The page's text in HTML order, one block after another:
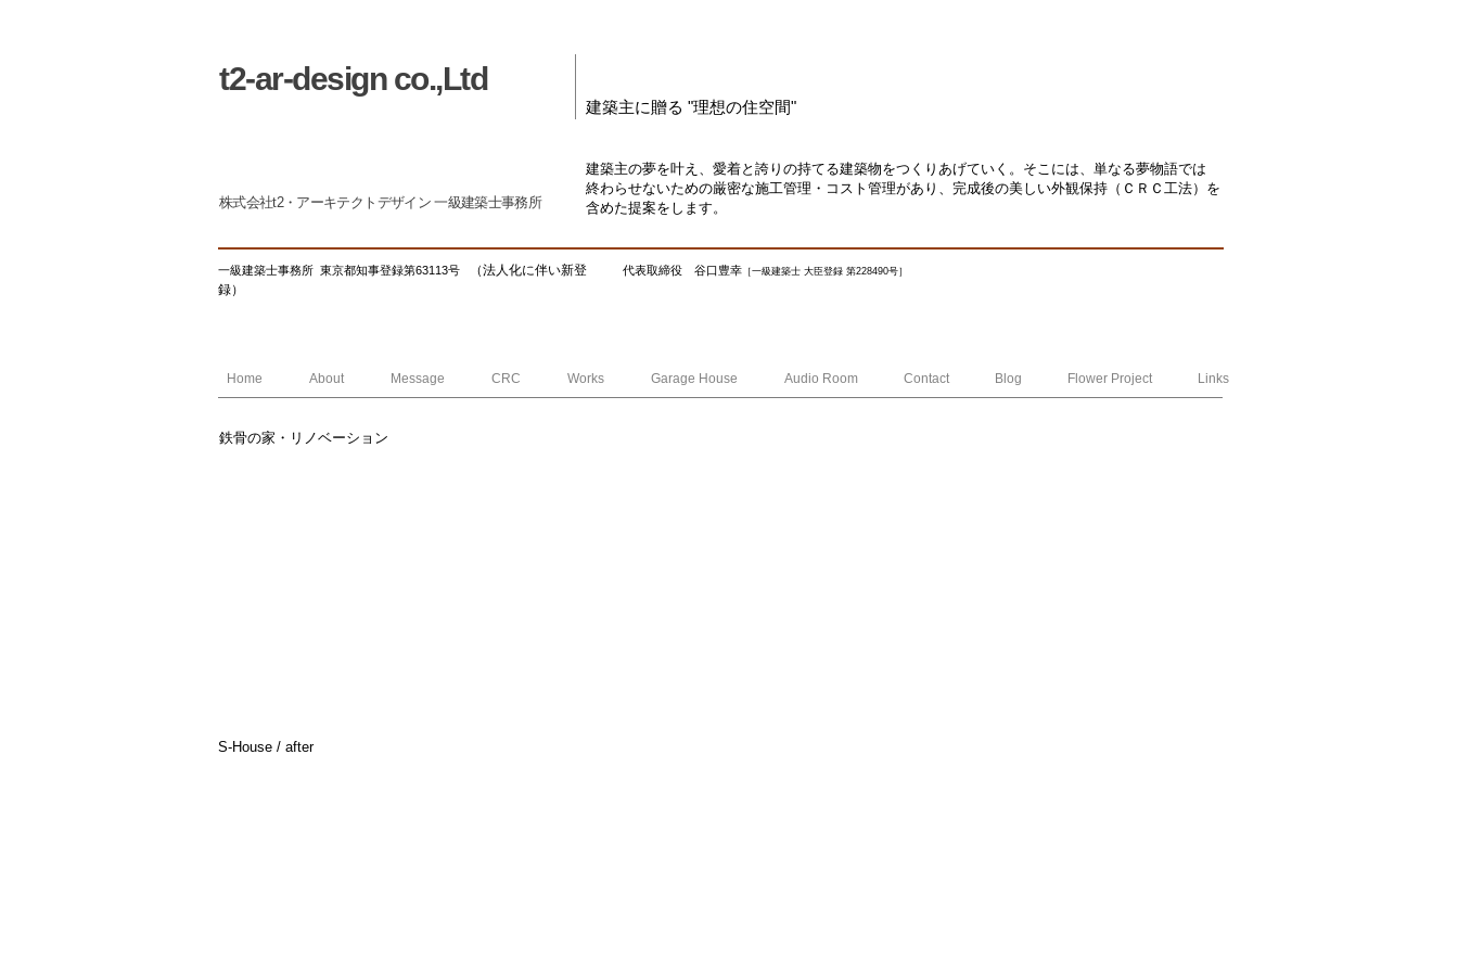
t2-ar-design co.,Ltd
建築主に贈る "理想の住空間"
株式会社t2・アーキテクトデザイン 一級建築士事務所
一級建築士事務所 東京都知事登録第63113号
（法人化に伴い新登
録）
代表取締役 谷口豊幸 ［一級建築士 大臣登録 第228490号］
Home About Message CRC Works Garage House Audio Room Contact Blog Flower Project Links
鉄骨の家・リノベーション
S-House / after
建築主の夢を叶え、愛着と誇りの持てる建築物をつくりあげていく。 そこには、単なる夢物語では
終わらせないための厳密な施工管理・コスト管理があり、完成後の美しい外観保持（ＣＲＣ工法）を
含めた提案をします。